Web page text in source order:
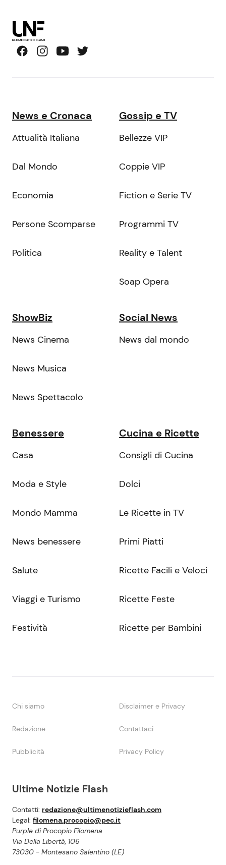
Ultime Notizie Flash
Contatti: redazione@ultimenotizieflash.com
Legal: filomena.procopio@pec.it
Purple di Procopio Filomena
Via Della Libertà, 106
73030 - Montesano Salentino (LE)
News e Cronaca
Attualità Italiana
Dal Mondo
Economia
Persone Scomparse
Politica
Gossip e TV
Bellezze VIP
Coppie VIP
Fiction e Serie TV
Programmi TV
Reality e Talent
Soap Opera
ShowBiz
News Cinema
News Musica
News Spettacolo
Social News
News dal mondo
Benessere
Casa
Moda e Style
Mondo Mamma
News benessere
Salute
Viaggi e Turismo
Festività
Cucina e Ricette
Consigli di Cucina
Dolci
Le Ricette in TV
Primi Piatti
Ricette Facili e Veloci
Ricette Feste
Ricette per Bambini
Chi siamo Disclaimer e Privacy
Redazione Contattaci
Pubblicità Privacy Policy